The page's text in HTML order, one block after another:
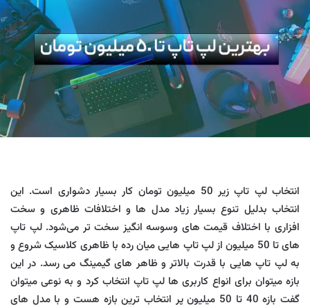
انتخاب لپ تاپ زیر 50 میلیون تومان کار بسیار دشواری است. این
انتخاب بدلیل تنوع بسیار زیاد مدل ها و اختلافات ظاهری و سخت
افزاری با اختلاف قیمت های وسوسه انگیز سخت تر می‌شود. لپ تاپ
های تا 50 میلیون از لپ تاپ هایی میان رده با ظاهری کلاسیک شروع و
به لپ تاپ هایی با قدرت بالاتر و ظاهر های گیمینگ می رسد. در این
بازه میتوان برای انواع کاربری ها لپ تاپ انتخاب کرد و به نوعی میتوان
گفت بازه 40 تا 50 میلیون پر انتخاب ترین بازه هست و با مدل های